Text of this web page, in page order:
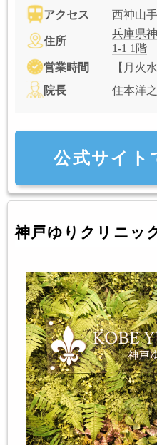
アクセス 西神山
住所
兵庫県
1-1 1階
営業時間
【月火
院長
住本洋
公式サイト
神戸ゆりクリニッ